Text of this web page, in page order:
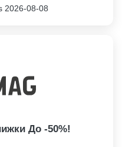
2026-08-08
До -50%!